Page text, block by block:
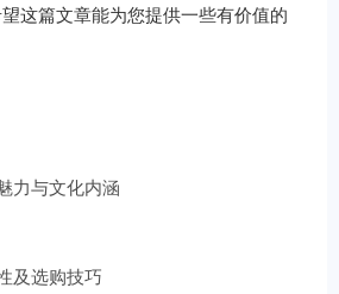
这篇文章能为您提供一些有价值的
力与文化内涵
及选购技巧